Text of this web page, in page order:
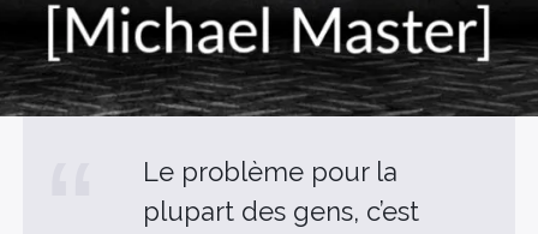
Le problème pour la
plupart des gens, c’est